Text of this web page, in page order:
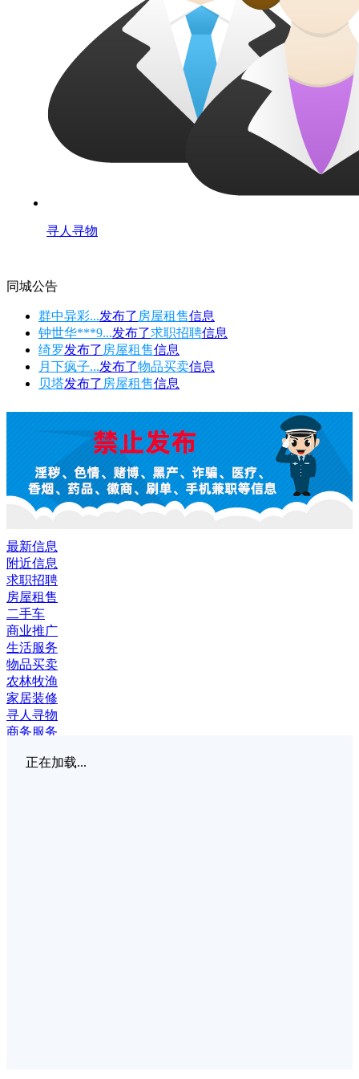
寻人寻物
同城公告
群中异彩...发布了 房屋租售信息
钟世华***9...发布了求职招聘信息
绮罗发布了 房屋租售信息
月下疯子...发布了物品买卖信息
贝塔发布了 房屋租售信息
最新信息
附近信息
求职招聘
房屋租售
二手车
商业推广
生活服务
物品买卖
农林牧渔
家居装修
寻人寻物
商务服务
正在加载...